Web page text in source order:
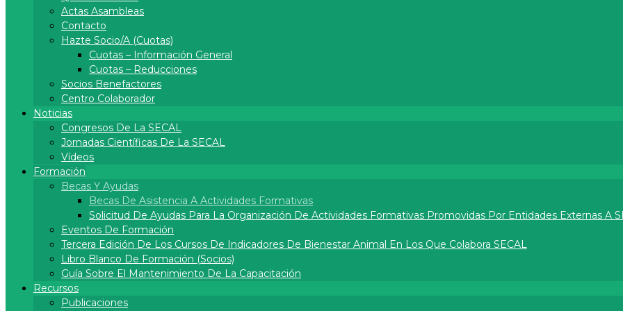
Actas Asambleas
Contacto
Hazte Socio/a (cuotas)
Cuotas – Información General
Cuotas – Reducciones
Socios Benefactores
Centro Colaborador
Noticias
Congresos De La SECAL
Jornadas Científicas De La SECAL
Vídeos
Formación
Becas Y Ayudas
Becas De Asistencia A Actividades Formativas
Solicitud De Ayudas Para La Organización De Actividades Formativas Promovidas Por Entidades Externas A
Eventos De Formación
Tercera Edición De Los Cursos De Indicadores De Bienestar Animal En Los Que Colabora SECAL
Libro Blanco De Formación (socios)
Guía Sobre El Mantenimiento De La Capacitación
Recursos
Publicaciones